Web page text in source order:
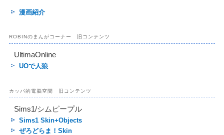
漫画紹介
ROBINのまんがコーナー 旧コンテンツ
UltimaOnline
UOで人狼
カッパ的電脳空間 旧コンテンツ
Sims1/シムピープル
Sims1 Skin+Objects
ぜろどらま！Skin